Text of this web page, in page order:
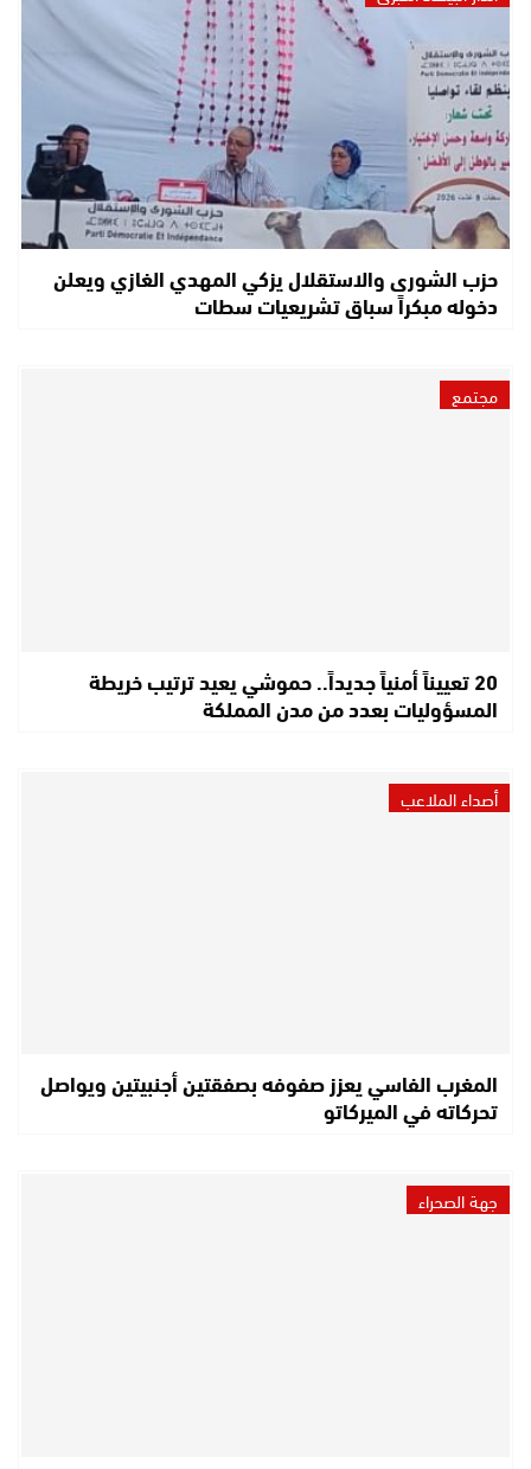
حزب الشورى والاستقلال يزكي المهدي الغازي ويعلن
دخوله مبكراً سباق تشريعيات سطات
مجتمع
20 تعييناً أمنياً جديداً.. حموشي يعيد ترتيب خريطة
المسؤوليات بعدد من مدن المملكة
أصداء الملاعب
المغرب الفاسي يعزز صفوفه بصفقتين أجنبيتين ويواصل
تحركاته في الميركاتو
جهة الصحراء